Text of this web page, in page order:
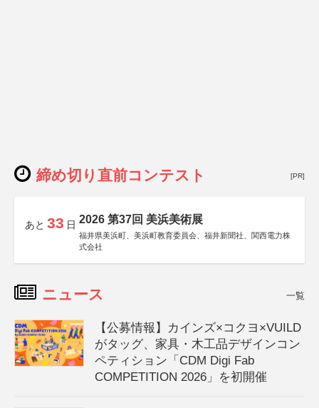
締め切り直前コンテスト [PR]
あと 33 日 2026 第37回 美浜美術展
福井県美浜町、美浜町教育委員会、福井新聞社、関西電力株
式会社
ニュース 一覧
【公募情報】カインズ×コクヨ×VUILD
がタッグ、家具・木工品デザインコン
ペティション「CDM Digi Fab
COMPETITION 2026」を初開催